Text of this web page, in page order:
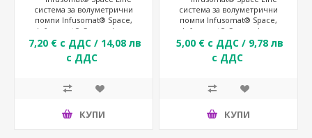
система за волуметрични
помпи Infusomat® Space,
Infusomat® Space plus и
Infusomat® fmS за агресивни
агенти
7,20 € с ДДС / 14,08 лв
с ДДС
КУПИ
система за волуметрични
помпи Infusomat® Space,
Infusomat® Space plus и
Infusomat® fmS
светозащитена
5,00 € с ДДС / 9,78 лв
с ДДС
КУПИ